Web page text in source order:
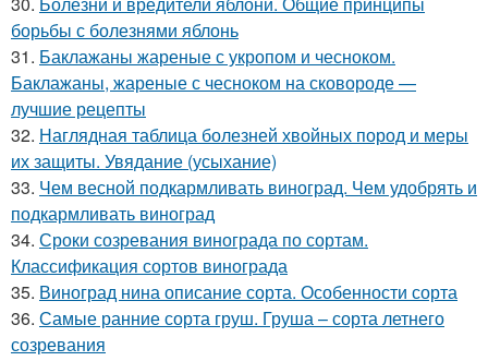
борьбы с болезнями яблонь
31. Баклажаны жареные с укропом и чесноком.
Баклажаны, жареные с чесноком на сковороде —
лучшие рецепты
32. Наглядная таблица болезней хвойных пород и меры
их защиты. Увядание (усыхание)
33. Чем весной подкармливать виноград. Чем удобрять и
подкармливать виноград
34. Сроки созревания винограда по сортам.
Классификация сортов винограда
35. Виноград нина описание сорта. Особенности сорта
36. Самые ранние сорта груш. Груша – сорта летнего
созревания